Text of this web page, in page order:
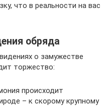
что в реальности на вас
обряда
о замужестве
торжество:
происходит
– к скорому крупному